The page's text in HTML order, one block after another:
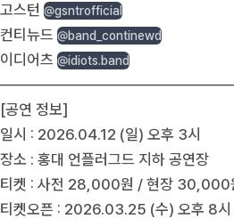
고스턴 @gsntrofficial
컨티뉴드 @band_continewd
이디어츠 @idiots.band
[공연 정보]
일시 : 2026.04.12 (일) 오후 3시
장소 : 홍대 언플러그드 지하 공연장
티켓 : 사전 28,000원 / 현장 30,000
티켓오픈 : 2026.03.25 (수) 오후 8시